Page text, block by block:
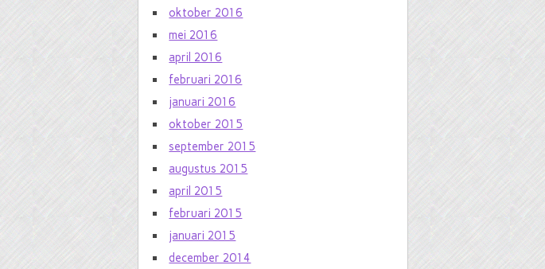
oktober 2016
mei 2016
april 2016
februari 2016
januari 2016
oktober 2015
september 2015
augustus 2015
april 2015
februari 2015
januari 2015
december 2014